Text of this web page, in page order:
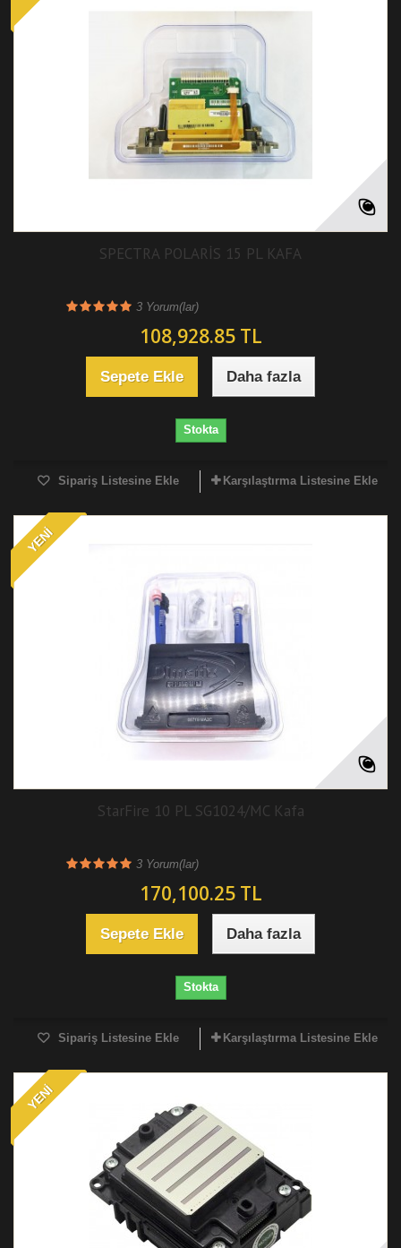
SPECTRA POLARİS 15 PL KAFA
3 Yorum(lar)
108,928.85 TL
Sepete Ekle Daha fazla
Stokta
Sipariş Listesine Ekle Karşılaştırma Listesine Ekle
YENI
StarFire 10 PL SG1024/MC Kafa
3 Yorum(lar)
170,100.25 TL
Sepete Ekle Daha fazla
Stokta
Sipariş Listesine Ekle Karşılaştırma Listesine Ekle
YENI